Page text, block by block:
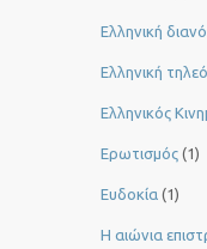
Ελληνική
Ελληνική
Ελληνικός
Ερωτισμός (1)
Ευδοκία (1)
Η αιώνια